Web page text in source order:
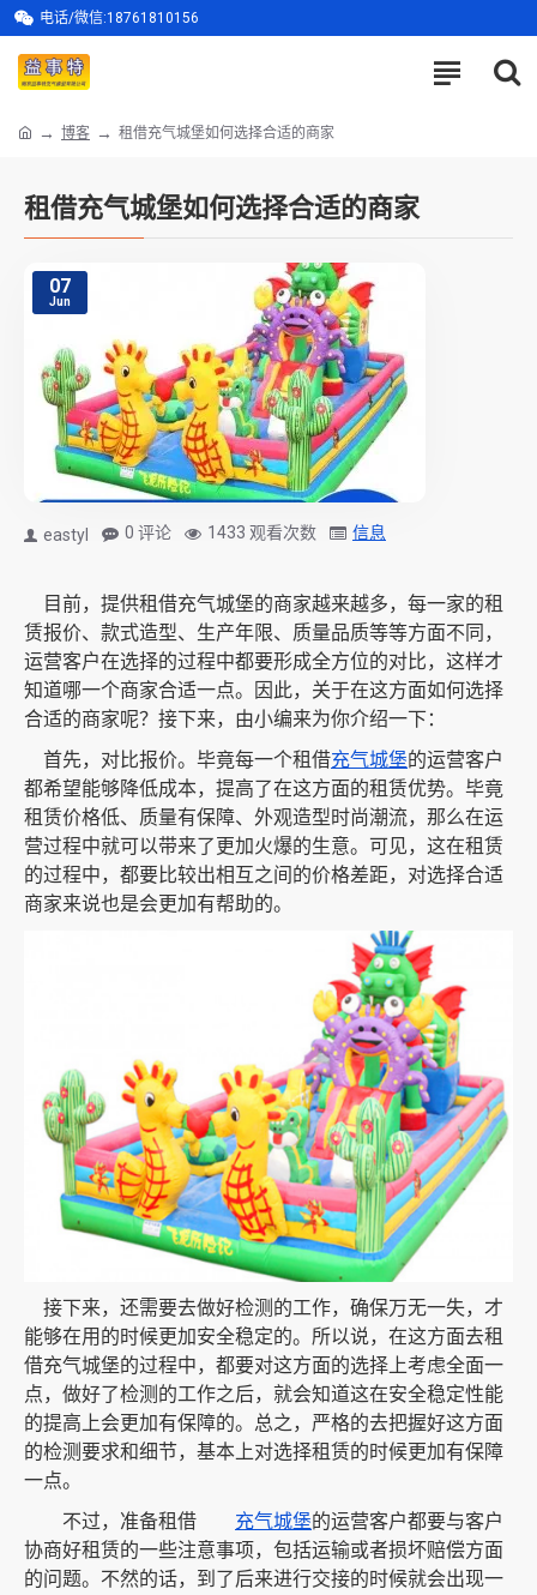
电话/微信:18761810156
博客 租借充气城堡如何选择合适的商家
租借充气城堡如何选择合适的商家
07
Jun
eastyl 0 评论 1433 观看次数 信息
目前，提供租借充气城堡的商家越来越多，每一家的租
赁报价、款式造型、生产年限、质量品质等等方面不同，
运营客户在选择的过程中都要形成全方位的对比，这样才
知道哪一个商家合适一点。因此，关于在这方面如何选择
合适的商家呢？接下来，由小编来为你介绍一下：
首先，对比报价。毕竟每一个租借充气城堡的运营客户
都希望能够降低成本，提高了在这方面的租赁优势。毕竟
租赁价格低、质量有保障、外观造型时尚潮流，那么在运
营过程中就可以带来了更加火爆的生意。可见，这在租赁
的过程中，都要比较出相互之间的价格差距，对选择合适
商家来说也是会更加有帮助的。
接下来，还需要去做好检测的工作，确保万无一失，才
能够在用的时候更加安全稳定的。所以说，在这方面去租
借充气城堡的过程中，都要对这方面的选择上考虑全面一
点，做好了检测的工作之后，就会知道这在安全稳定性能
的提高上会更加有保障的。总之，严格的去把握好这方面
的检测要求和细节，基本上对选择租赁的时候更加有保障
一点。
不过，准备租借
充气城堡的运营客户都要与客户
协商好租赁的一些注意事项，包括运输或者损坏赔偿方面
的问题。不然的话，到了后来进行交接的时候就会出现一